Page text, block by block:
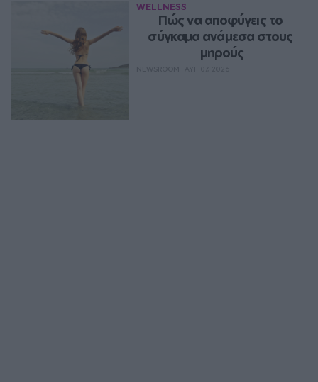
WELLNESS
Πώς να αποφύγεις το
σύγκαμα ανάμεσα στους
μηρούς